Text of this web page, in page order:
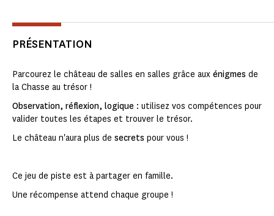
PRÉSENTATION
Parcourez le château de salles en salles grâce aux énigmes de
la Chasse au trésor !
Observation, réflexion, logique : utilisez vos compétences pour
valider toutes les étapes et trouver le trésor.
Le château n'aura plus de secrets pour vous !
Ce jeu de piste est à partager en famille.
Une récompense attend chaque groupe !